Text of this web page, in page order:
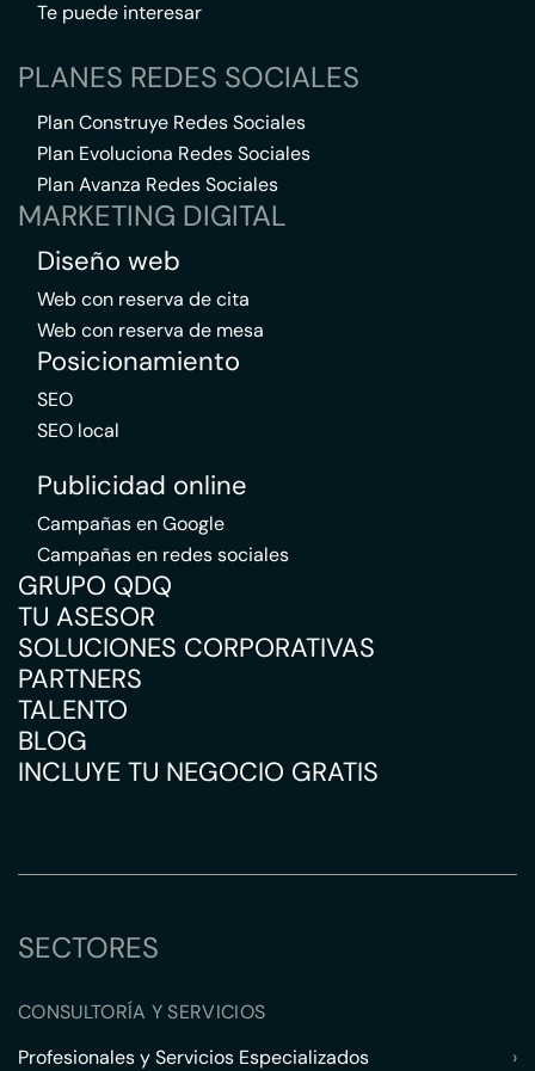
Te puede interesar
PLANES REDES SOCIALES
Plan Construye Redes Sociales
Plan Evoluciona Redes Sociales
Plan Avanza Redes Sociales
MARKETING DIGITAL
Diseño web
Web con reserva de cita
Web con reserva de mesa
Posicionamiento
SEO
SEO local
Publicidad online
Campañas en Google
Campañas en redes sociales
GRUPO QDQ
TU ASESOR
SOLUCIONES CORPORATIVAS
PARTNERS
TALENTO
BLOG
INCLUYE TU NEGOCIO GRATIS
SECTORES
CONSULTORÍA Y SERVICIOS
Profesionales y Servicios Especializados
›